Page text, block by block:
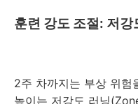
훈련 강도 조절: 저강
2주 차까지는 부상 위험
높이는 저강도 러닝